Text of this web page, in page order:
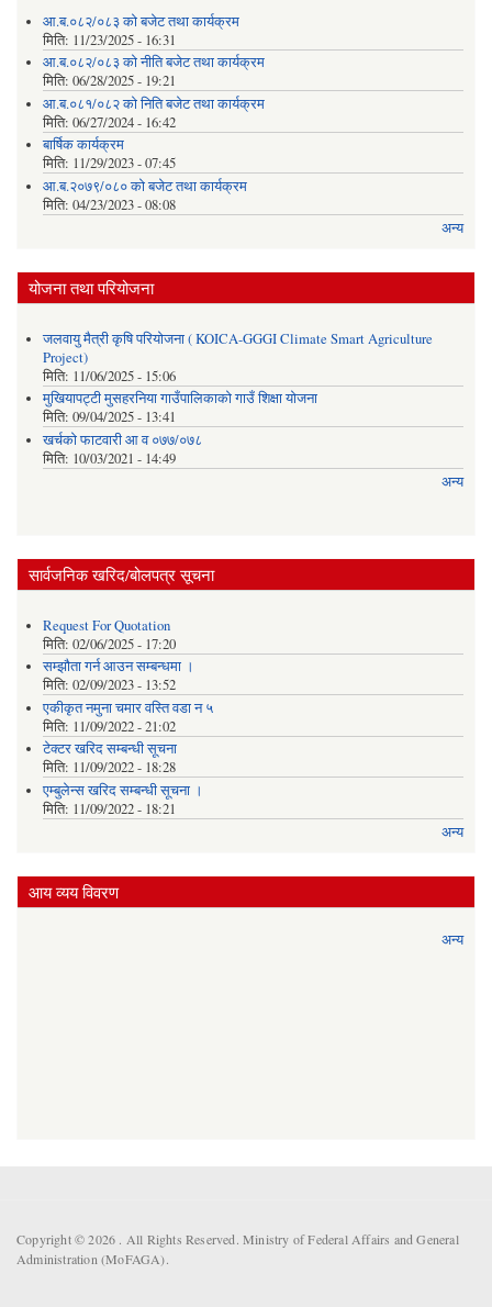
आ.ब.०८२/०८३ को बजेट तथा कार्यक्रम
मिति: 11/23/2025 - 16:31
आ.ब.०८२/०८३ को नीति बजेट तथा कार्यक्रम
मिति: 06/28/2025 - 19:21
आ.ब.०८१/०८२ को निति बजेट तथा कार्यक्रम
मिति: 06/27/2024 - 16:42
बार्षिक कार्यक्रम
मिति: 11/29/2023 - 07:45
आ.ब.२०७९/०८० को बजेट तथा कार्यक्रम
मिति: 04/23/2023 - 08:08
अन्य
योजना तथा परियोजना
जलवायु मैत्री कृषि परियोजना ( KOICA-GGGI Climate Smart Agriculture
Project)
मिति: 11/06/2025 - 15:06
मुखियापट्टी मुसहरनिया गाउँपालिकाको गाउँ शिक्षा योजना
मिति: 09/04/2025 - 13:41
खर्चकाे फाटवारी आ व ०७७/०७८
मिति: 10/03/2021 - 14:49
अन्य
सार्वजनिक खरिद/बोलपत्र सूचना
Request For Quotation
मिति: 02/06/2025 - 17:20
सम्झौता गर्न आउन सम्बन्धमा ।
मिति: 02/09/2023 - 13:52
एकीकृत नमुना चमार वस्ति वडा न ५
मिति: 11/09/2022 - 21:02
टेक्टर खरिद सम्बन्धी सूचना
मिति: 11/09/2022 - 18:28
एम्बुलेन्स खरिद सम्बन्धी सूचना ।
मिति: 11/09/2022 - 18:21
अन्य
आय व्यय विवरण
अन्य
Copyright © 2026 . All Rights Reserved. Ministry of Federal Affairs and General
Administration (MoFAGA).